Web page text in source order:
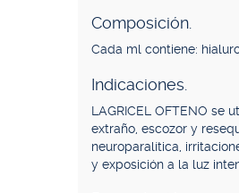
Composición.
Cada ml contiene:
Indicaciones.
LAGRICEL OFTENO se
extraño, escozor y
neuroparalítica,
y exposición a la luz